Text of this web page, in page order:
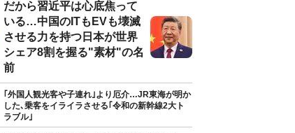
だから習近平は心底焦って
いる…中国のITもEVも壊滅
させる力を持つ日本が世界
シェア8割を握る"素材"の名
前
｢外国人観光客や子連れ｣より厄介…JR東海が明か
した､乗客をイライラさせる｢令和の新幹線2大ト
ラブル｣